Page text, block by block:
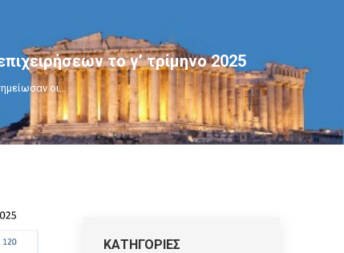
το γ’ τρίμηνο 2025
οι…
ΚΑΤΗΓΟΡΙΕΣ